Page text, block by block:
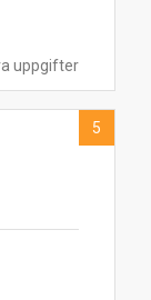
uppgifter
5